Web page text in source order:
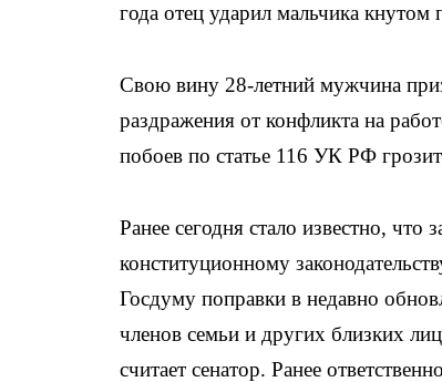
года отец ударил мальчика кнутом
Свою вину 28-летний мужчина
раздражения от конфликта на
побоев по статье 116 УК РФ
Ранее сегодня стало известно, что
конституционному
Госдуму поправки в недавно
членов семьи и других близких
считает сенатор. Ранее